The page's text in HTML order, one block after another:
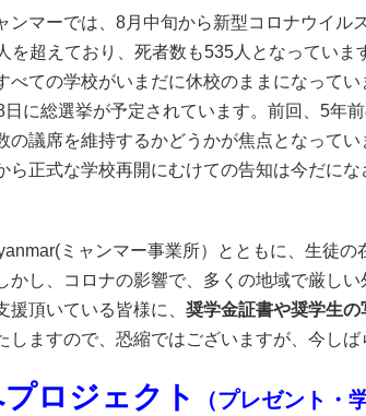
ンマーでは、8月中旬から新型コロナウイ
を超えており、死者数も535人となっていま
ての学校がいまだに休校のままになってい
に総選挙が予定されています。前回、5年
議席を維持するかどうかが焦点となってい
ら正式な学校再開にむけての告知は今だに
ミャンマー事業所）とともに、生徒
かし、コロナの影響で、多くの地域で厳し
頂いている皆様に、 奨学金証書や奨学生の
しますので、恐縮ではございますが、今し
プロジェクト （プレゼント・